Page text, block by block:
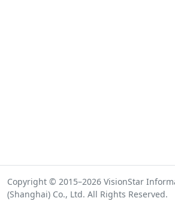
Copyright © 2015–2026 VisionStar
(Shanghai) Co., Ltd. All Rights Reserved.